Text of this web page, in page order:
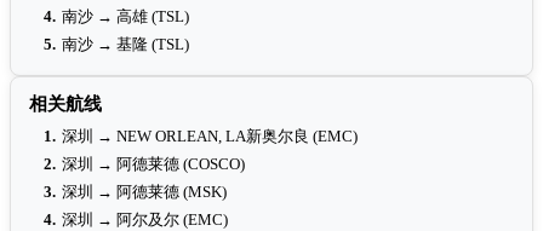
4. 南沙 → 高雄 (TSL)
5. 南沙 → 基隆 (TSL)
相关航线
1. 深圳 → NEW ORLEAN, LA新奥尔良 (EMC)
2. 深圳 → 阿德莱德 (COSCO)
3. 深圳 → 阿德莱德 (MSK)
4. 深圳 → 阿尔及尔 (EMC)